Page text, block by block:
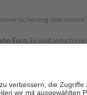
Euro. Es sind jedoch
keine Zuzahlungen an bei: